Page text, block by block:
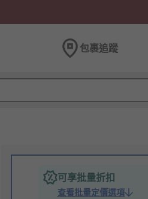
包裹追蹤
可享批量折扣
查看批量定價選項